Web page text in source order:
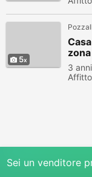
5
3
Affitto
Sei un venditore